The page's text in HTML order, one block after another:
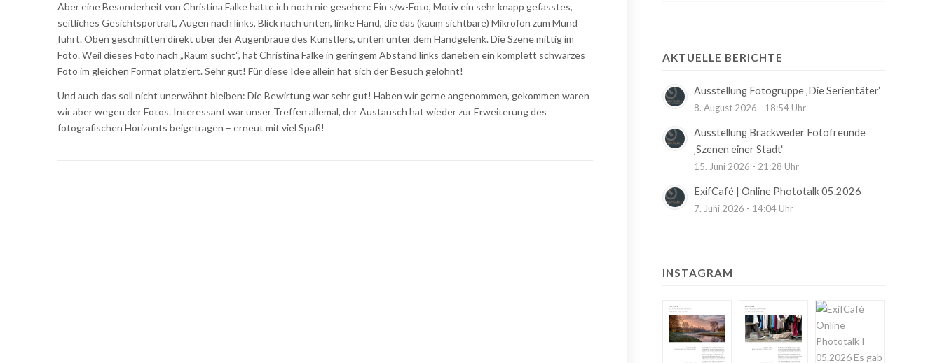
Aber eine Besonderheit von Christina Falke hatte ich noch nie gesehen: Ein s/w-Foto, Motiv ein sehr knapp gefasstes,
seitliches Gesichtsportrait, Augen nach links, Blick nach unten, linke Hand, die das (kaum sichtbare) Mikrofon zum Mund
führt. Oben geschnitten direkt über der Augenbraue des Künstlers, unten unter dem Handgelenk. Die Szene mittig im
Foto. Weil dieses Foto nach „Raum sucht“, hat Christina Falke in geringem Abstand links daneben ein komplett schwarzes
Foto im gleichen Format platziert. Sehr gut! Für diese Idee allein hat sich der Besuch gelohnt!
Und auch das soll nicht unerwähnt bleiben: Die Bewirtung war sehr gut! Haben wir gerne angenommen, gekommen waren
wir aber wegen der Fotos. Interessant war unser Treffen allemal, der Austausch hat wieder zur Erweiterung des
fotografischen Horizonts beigetragen – erneut mit viel Spaß!
AKTUELLE BERICHTE
Ausstellung Fotogruppe ‚Die Serientäter‘
8. August 2026 - 18:54 Uhr
Ausstellung Brackweder Fotofreunde
‚Szenen einer Stadt‘
15. Juni 2026 - 21:28 Uhr
ExifCafé | Online Phototalk 05.2026
7. Juni 2026 - 14:04 Uhr
INSTAGRAM